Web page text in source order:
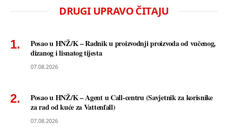
DRUGI UPRAVO ČITAJU
Posao u HNŽ/K – Radnik u proizvodnji proizvoda od vučenog,
dizanog i lisnatog tijesta
07.08.2026
Posao u HNŽ/K – Agent u Call-centru (Savjetnik za korisnike
za rad od kuće za Vattenfall)
07.08.2026